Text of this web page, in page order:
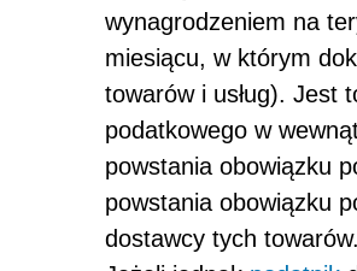
wynagrodzeniem na
miesiącu, w którym
towarów i usług). Jest
podatkowego w
powstania obowiązku
powstania obowiązku
dostawcy tych towarów.